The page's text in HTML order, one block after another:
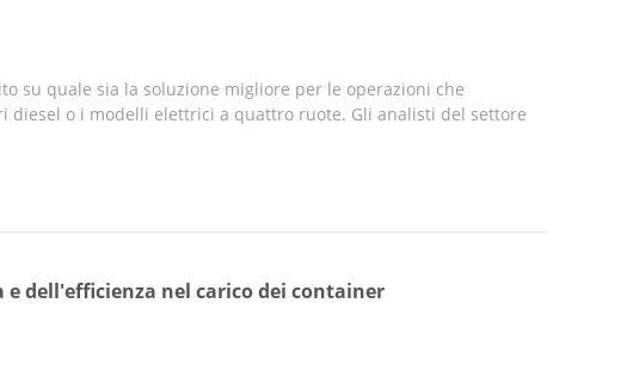
su quale sia la soluzione migliore per le operazioni che
o i modelli elettrici a quattro ruote. Gli analisti del settore
dell'efficienza nel carico dei container